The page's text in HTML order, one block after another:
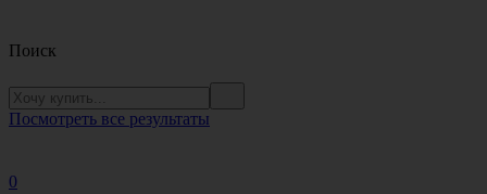
Поиск
Посмотреть все результаты
0